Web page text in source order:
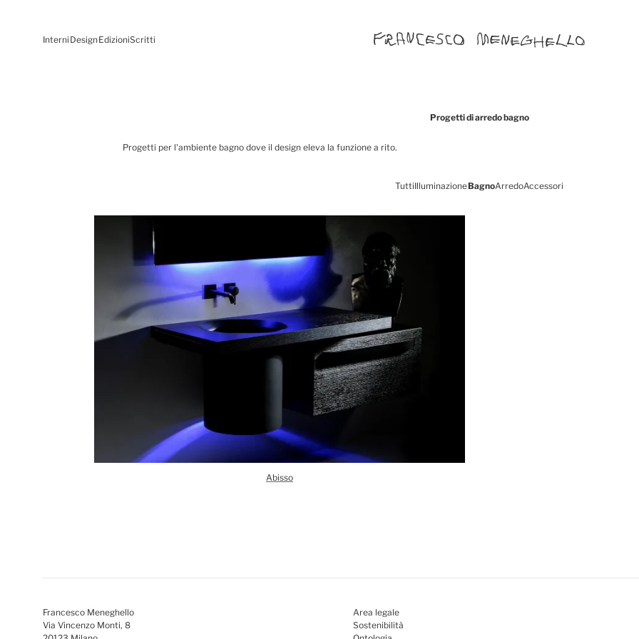
Interni DesignEdizioniScritti
Progetti di arredo bagno
Progetti per l'ambiente bagno dove il design eleva la funzione a rito.
TuttiIlluminazioneBagnoArredoAccessori
Abisso
Francesco Meneghello
Via Vincenzo Monti, 8
Area legale
Sostenibilità